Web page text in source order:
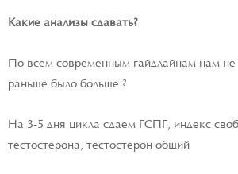
Какие анализы сдавать?
По всем современным гайдлайнам нам не
раньше было больше ?
На 3-5 дня цикла сдаем ГСПГ, индекс
тестостерона, тестостерон общий